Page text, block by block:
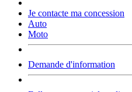
Je contacte ma concession
Auto
Moto
Demande d'information